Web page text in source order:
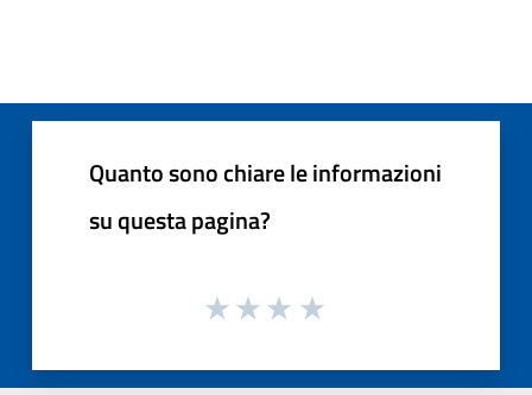
Quanto sono chiare le informazioni
su questa pagina?